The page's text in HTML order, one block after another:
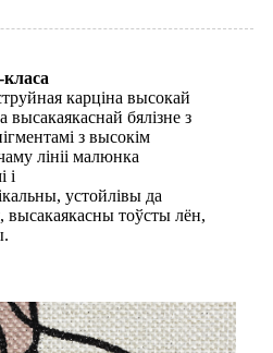
карціна высокай
высакаякаснай бялізне з
з высокім
лініі малюнка
і
устойлівы да
высакаякасны тоўсты лён,